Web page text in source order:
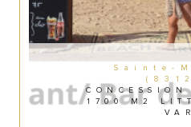
Sainte-Maxime
1700 M2
VAR